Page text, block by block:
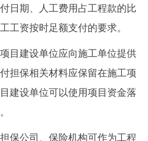
日期、人工费用占工程款的比
工资按时足额支付的要求。
建设单位应向施工单位提供
担保相关材料应保留在施工项
建设单位可以使用项目资金落
公司、保险机构可作为工程